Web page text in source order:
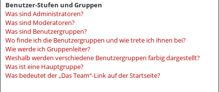
Benutzer-Stufen und Gruppen
Was sind Administratoren?
Was sind Moderatoren?
Was sind Benutzergruppen?
Wo finde ich die Benutzergruppen und wie trete ich ihnen bei?
Wie werde ich Gruppenleiter?
Weshalb werden verschiedene Benutzergruppen farbig dargestellt?
Was ist eine Hauptgruppe?
Was bedeutet der „Das Team“-Link auf der Startseite?